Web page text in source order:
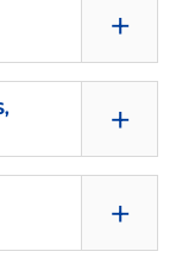
+
+
+